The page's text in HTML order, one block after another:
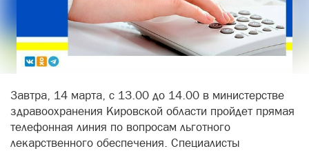
Завтра, 14 марта, с 13.00 до 14.00 в министерстве
здравоохранения Кировской области пройдет прямая
телефонная линия по вопросам льготного
лекарственного обеспечения. Специалисты